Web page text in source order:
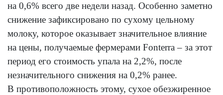
на 0,6% всего две недели назад. Особенно заметно
снижение зафиксировано по сухому цельному
молоку, которое оказывает значительное влияние
на цены, получаемые фермерами Fonterra – за этот
период его стоимость упала на 2,2%, после
незначительного снижения на 0,2% ранее.
В противоположность этому, сухое обезжиренное